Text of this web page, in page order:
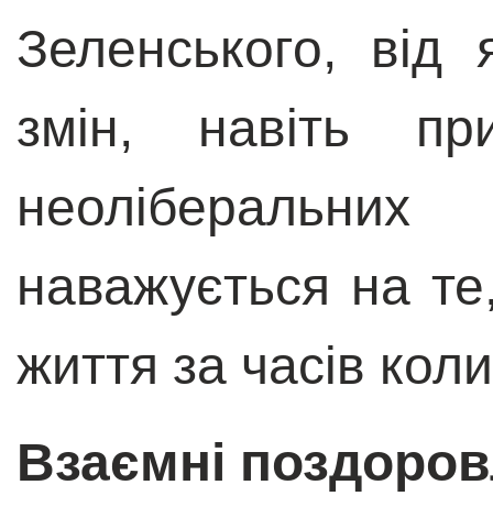
Зеленського, від
змін, навіть
наважується на
життя за часів
Взаємні